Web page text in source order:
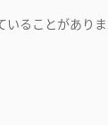
ることがあり